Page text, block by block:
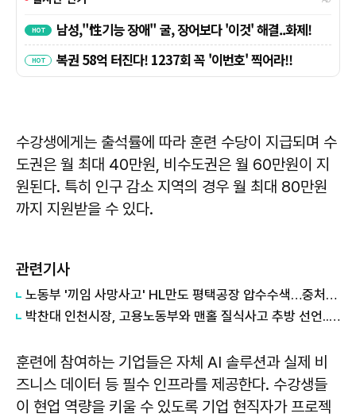
수강생에게는 출석률에 따라 훈련 수당이 지급되며 수
도권은 월 최대 40만원, 비수도권은 월 60만원이 지
원된다. 특히 인구 감소 지역의 경우 월 최대 80만원
까지 지원받을 수 있다.
관련기사
노동부 '끼임 사망사고' HL만도 평택공장 압수수색…중처법 위반 등 수사
박찬대 인천시장, 고용노동부와 맨홀 질식사고 추방 선언...사전 안전확인제 도입
훈련에 참여하는 기업들은 자체 AI 솔루션과 실제 비
즈니스 데이터 등 필수 인프라를 제공한다. 수강생들
이 현업 역량을 키울 수 있도록 기업 현직자가 프로젝